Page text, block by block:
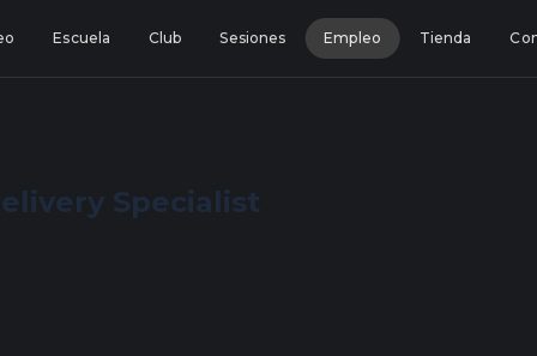
Escuela Club Sesiones Empleo Tienda
Specialist